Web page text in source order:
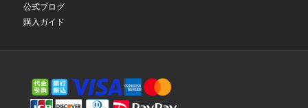
公式ブログ
購入ガイド